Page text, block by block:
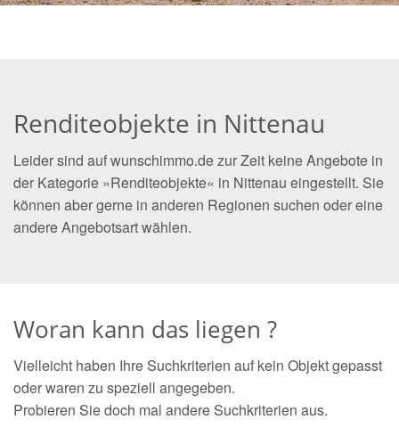
Renditeobjekte in Nittenau
Leider sind auf wunschimmo.de zur Zeit keine Angebote in
der Kategorie »Renditeobjekte« in Nittenau eingestellt. Sie
können aber gerne in anderen Regionen suchen oder eine
andere Angebotsart wählen.
Woran kann das liegen ?
Vielleicht haben Ihre Suchkriterien auf kein Objekt gepasst
oder waren zu speziell angegeben.
Probieren Sie doch mal andere Suchkriterien aus.